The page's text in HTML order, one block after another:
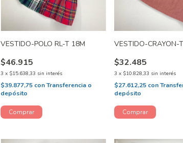
VESTIDO-POLO RL-T 18M
$46.915
3 x $15.638,33 sin interés
$39.877,75 con Transferencia o
depósito
VESTIDO-CRAYON-
$32.485
3 x $10.828,33 sin interés
$27.612,25 con
depósito